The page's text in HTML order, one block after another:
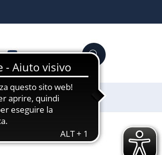
YouTube Cerca